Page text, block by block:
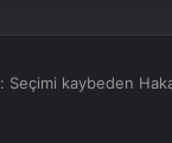
Seçimi kaybeden